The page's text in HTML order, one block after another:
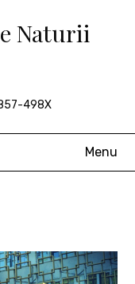
Naturii
498X
Menu